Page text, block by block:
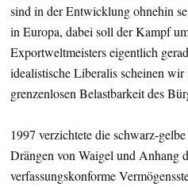
sind in der Entwicklung ohnehin
in Europa, dabei soll der Kampf
Exportweltmeisters eigentlich
idealistische Liberalis scheinen
grenzenlosen Belastbarkeit des
1997 verzichtete die schwarz-
Drängen von Waigel und Anhang
verfassungskonforme